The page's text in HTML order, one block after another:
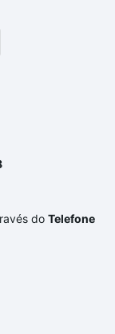
sonhos com
até as
do Telefone